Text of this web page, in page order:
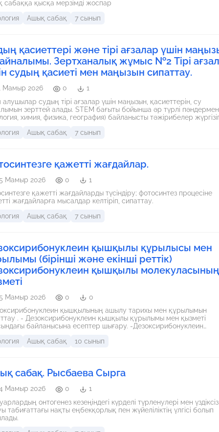
сабаққа қысқа мерзімді жоспар
Ашық сабақ 7 сынып
қасиеттері және тірі ағзалар үшін
Зертханалық жұмыс №2 Тірі
судың қасиеті мен маңызын сипаттау.
Мамыр 2026 0
1
алушылар судың тірі ағзалар үшін маңызын, қасиеттерін, су
бағыты бойынша әр түрлі пәндермен
химия, физика, география) байланысты тәжірибелер
Ашық сабақ 7 сынып
қажетті жағдайлар.
Мамыр 2026 0
1
қажетті жағдайларды түсіндіру; фотосинтез процесіне
жағдайларға мысалдар келтіріп, сипаттау.
Ашық сабақ 7 сынып
қышқылы құрылысы мен
(бірінші және екінші реттік)
қышқылы молекуласының
Мамыр 2026 0
0
қышқылының ашылу тарихы мен құрылымын
қышқылы құрылымы мен қызметі
байланысына eceптep шығapy. -Дезоксирибонуклеин
Ашық сабақ 10 сынып
сабақ. Рысбаева Сырга
Мамыр 2026 0
1
онтогенез кезеңіндегі күрделі түрленулері мен үздіксіз
табиғаттағы нақты еңбекқорлық пен жүйеліліктің үлгісі болып